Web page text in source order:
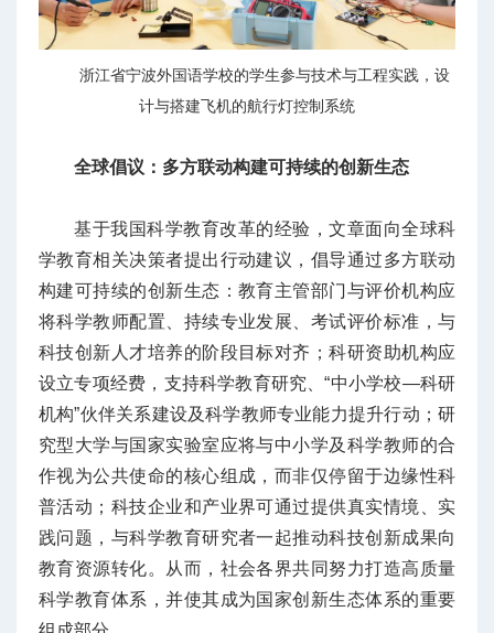
浙江省宁波外国语学校的学生参与技术与工程实践，设
计与搭建飞机的航行灯控制系统
全球倡议：多方联动构建可持续的创新生态
基于我国科学教育改革的经验，文章面向全球科
学教育相关决策者提出行动建议，倡导通过多方联动
构建可持续的创新生态：教育主管部门与评价机构应
将科学教师配置、持续专业发展、考试评价标准，与
科技创新人才培养的阶段目标对齐；科研资助机构应
设立专项经费，支持科学教育研究、“中小学校—科研
机构”伙伴关系建设及科学教师专业能力提升行动；研
究型大学与国家实验室应将与中小学及科学教师的合
作视为公共使命的核心组成，而非仅停留于边缘性科
普活动；科技企业和产业界可通过提供真实情境、实
践问题，与科学教育研究者一起推动科技创新成果向
教育资源转化。从而，社会各界共同努力打造高质量
科学教育体系，并使其成为国家创新生态体系的重要